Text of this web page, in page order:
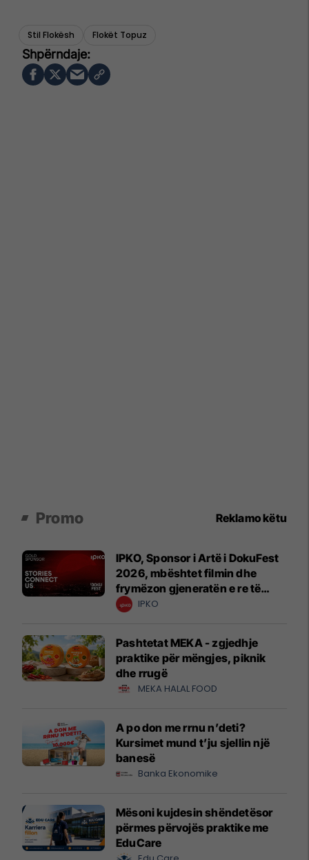
Stil Flokësh Flokët Topuz
Promo Reklamo këtu
IPKO, Sponsor i Artë i DokuFest
2026, mbështet filmin dhe
frymëzon gjeneratën e re të
krijuesve
IPKO
Pashtetat MEKA - zgjedhje
praktike për mëngjes, piknik
dhe rrugë
MEKA HALAL FOOD
A po don me rrnu n’deti?
Kursimet mund t’ju sjellin një
banesë
Banka Ekonomike
Mësoni kujdesin shëndetësor
përmes përvojës praktike me
EduCare